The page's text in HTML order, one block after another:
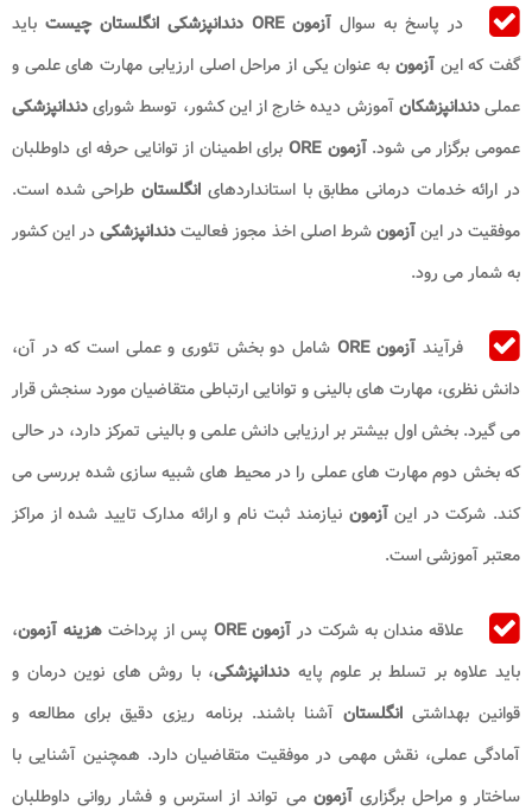
در پاسخ به سوال آزمون ORE دندانپزشکی انگلستان چیست
باید
گفت که اینآزمون به عنوان یکی از مراحل اصلی ارزیابی مهارت های علمی و
عملیدندانپزشکانآموزش دیده خارج از این کشور، توسط شورایدندانپزشکی
عمومی برگزار می شود.آزمون ORE
برای اطمینان از توانایی حرفه ای داوطلبان
در ارائه خدمات درمانی مطابق با استانداردهای انگلستانطراحی شده است.
موفقیت در اینآزمونشرط اصلی اخذ مجوز فعالیتدندانپزشکیدر این کشور
به شمار می رود.
فرآیند آزمون ORE
شامل دو بخش تئوری و عملی است که در آن،
دانش نظری، مهارت های بالینی و توانایی ارتباطی متقاضیان مورد سنجش قرار
می گیرد. بخش اول بیشتر بر ارزیابی دانش علمی و بالینی تمرکز دارد، در حالی
که بخش دوم مهارت های عملی را در محیط های شبیه سازی شده بررسی می
کند. شرکت در اینآزمون نیازمند ثبت نام و ارائه مدارک تایید شده از مراکز
معتبر آموزشی است.
علاقه مندان به شرکت در آزمون ORE پس از پرداختهزینه آزمون،
باید علاوه بر تسلط بر علوم پایه دندانپزشکی، با روش های نوین درمان و
قوانین بهداشتیانگلستان آشنا باشند. برنامه ریزی دقیق برای مطالعه و
آمادگی عملی، نقش مهمی در موفقیت متقاضیان دارد. همچنین آشنایی با
ساختار و مراحل برگزاریآزمون می تواند از استرس و فشار روانی داوطلبان